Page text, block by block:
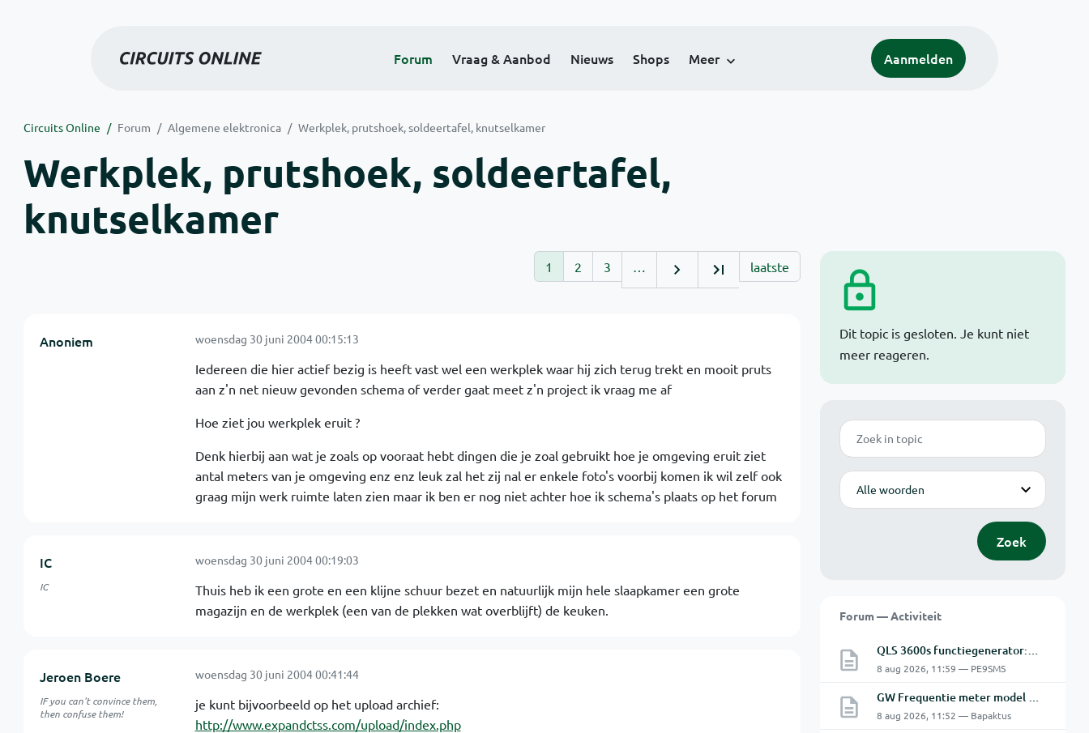
Forum Vraag & Aanbod Nieuws Shops Meer Aanmelden
Circuits Online Forum Algemene elektronica Werkplek, prutshoek, soldeertafel, knutselkamer
Werkplek, prutshoek, soldeertafel,
knutselkamer
Dit topic is gesloten. Je kunt niet
meer reageren.
Zoek
Modus
Zoek
Forum — Activiteit
QLS 3600s functiegenerator: software verbinden lukt niet.
8 aug 2026, 11:59 — PE9SMS
GW Frequentie meter model GFC-8010G probleem
8 aug 2026, 11:52 — Bapaktus
1 2 3 … laatste
Anoniem woensdag 30 juni 2004 00:15:13
Iedereen die hier actief bezig is heeft vast wel een werkplek waar hij zich terug trekt en mooit pruts
aan z'n net nieuw gevonden schema of verder gaat meet z'n project ik vraag me af
Hoe ziet jou werkplek eruit ?
Denk hierbij aan wat je zoals op vooraat hebt dingen die je zoal gebruikt hoe je omgeving eruit ziet
antal meters van je omgeving enz enz leuk zal het zij nal er enkele foto's voorbij komen ik wil zelf ook
graag mijn werk ruimte laten zien maar ik ben er nog niet achter hoe ik schema's plaats op het forum
IC
IC
woensdag 30 juni 2004 00:19:03
Thuis heb ik een grote en een klijne schuur bezet en natuurlijk mijn hele slaapkamer een grote
magazijn en de werkplek (een van de plekken wat overblijft) de keuken.
Jeroen Boere
IF you can't convince them,
then confuse them!
woensdag 30 juni 2004 00:41:44
je kunt bijvoorbeeld op het upload archief:
http://www.expandctss.com/upload/index.php